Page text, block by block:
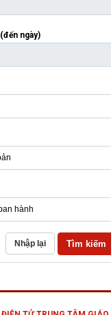
ngày)
Nhập lại Tìm kiếm